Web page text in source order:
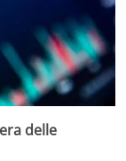
delle